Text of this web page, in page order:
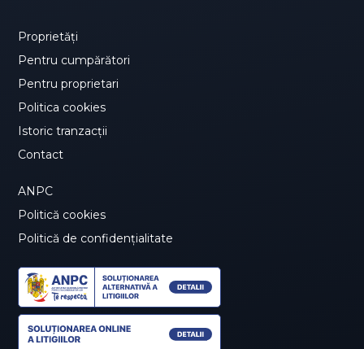
Proprietăți
Pentru cumpărători
Pentru proprietari
Politica cookies
Istoric tranzacții
Contact
ANPC
Politică cookies
Politică de confidențialitate